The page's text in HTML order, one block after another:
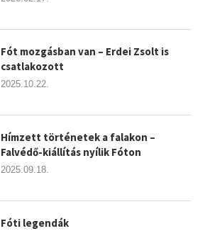
Fót mozgásban van – Erdei Zsolt is
csatlakozott
2025.10.22.
Hímzett történetek a falakon –
Falvédő-kiállítás nyílik Fóton
2025.09.18.
Fóti legendák